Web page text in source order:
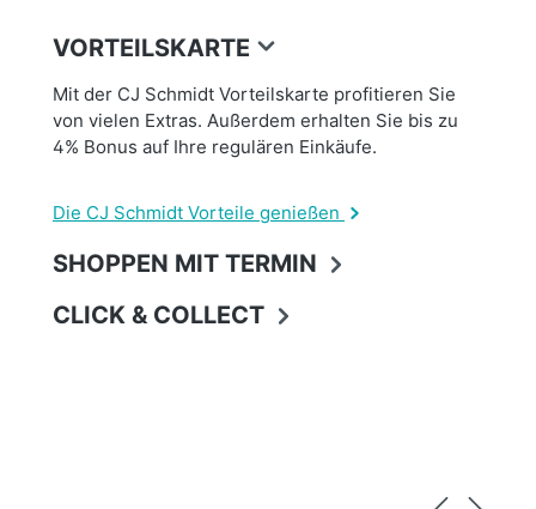
VORTEILSKARTE
Mit der CJ Schmidt Vorteilskarte profitieren Sie
von vielen Extras. Außerdem erhalten Sie bis zu
4% Bonus auf Ihre regulären Einkäufe.
Die CJ Schmidt Vorteile genießen
SHOPPEN MIT TERMIN
CLICK & COLLECT